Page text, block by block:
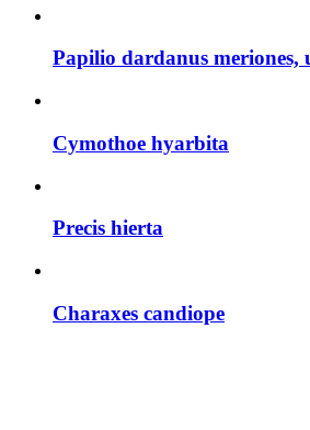
Papilio dardanus meriones,
Cymothoe hyarbita
Precis hierta
Charaxes candiope